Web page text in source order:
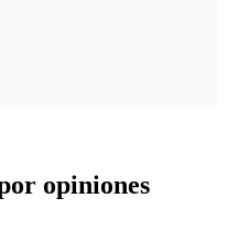
opiniones